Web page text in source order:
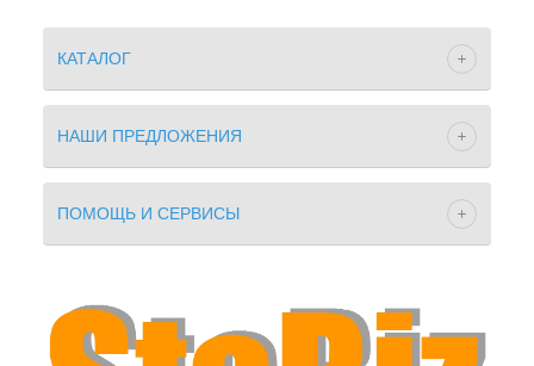
КАТАЛОГ
НАШИ ПРЕДЛОЖЕНИЯ
ПОМОЩЬ И СЕРВИСЫ